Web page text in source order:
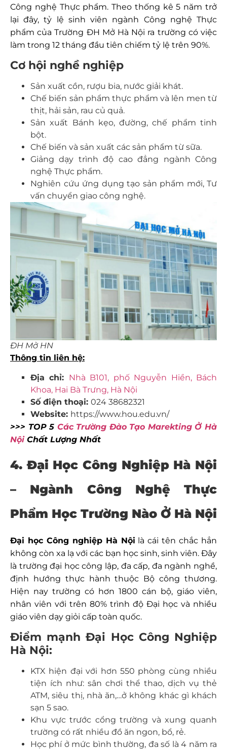
Công nghệ Thực phẩm. Theo thống kê 5 năm trở
lại đây, tỷ lệ sinh viên ngành Công nghệ Thực
phẩm của Trường ĐH Mở Hà Nội ra trường có việc
làm trong 12 tháng đầu tiên chiếm tỷ lệ trên 90%.
Cơ hội nghề nghiệp
Sản xuất cồn, rượu bia, nước giải khát.
Chế biến sản phẩm thực phẩm và lên men từ
thịt, hải sản, rau củ quả.
Sản xuất Bánh kẹo, đường, chế phẩm tinh
bột.
Chế biến và sản xuất các sản phẩm từ sữa.
Giảng dạy trình độ cao đẳng ngành Công
nghệ Thực phẩm.
Nghiên cứu ứng dụng tạo sản phẩm mới, Tư
vấn chuyển giao công nghệ.
ĐH Mở HN
Thông tin liên hệ:
Địa chỉ: Nhà B101, phố Nguyễn Hiền, Bách
Khoa, Hai Bà Trưng, Hà Nội
Số điện thoại: 024 38682321
Website: https://www.hou.edu.vn/
>>> TOP 5 Các Trường Đào Tạo Marekting Ở Hà
NộiChất Lượng Nhất
4. Đại Học Công Nghiệp Hà Nội
– Ngành Công Nghệ Thực
Phẩm Học Trường Nào Ở Hà Nội
Đại học Công nghiệp Hà Nội là cái tên chắc hẳn
không còn xa lạ với các bạn học sinh, sinh viên. Đây
là trường đại học công lập, đa cấp, đa ngành nghề,
định hướng thực hành thuộc Bộ công thương.
Hiện nay trường có hơn 1800 cán bộ, giáo viên,
nhân viên với trên 80% trình độ Đại học và nhiều
giáo viên dạy giỏi cấp toàn quốc.
Điểm mạnh Đại Học Công Nghiệp
Hà Nội:
KTX hiện đại với hơn 550 phòng cùng nhiều
tiện ích như: sân chơi thể thao, dịch vụ thẻ
ATM, siêu thị, nhà ăn,…ở không khác gì khách
sạn 5 sao.
Khu vực trước cổng trường và xung quanh
trường có rất nhiều đồ ăn ngon, bổ, rẻ.
Học phí ở mức bình thường, đa số là 4 năm ra